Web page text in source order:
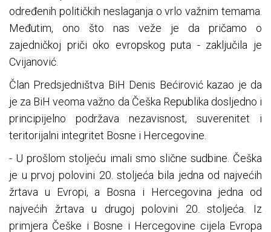
određenih političkih neslaganja o vrlo važnim temama.
Međutim, ono što nas veže je da pričamo o
zajedničkoj priči oko evropskog puta - zaključila je
Cvijanović.
Član Predsjedništva BiH Denis Bećirović kazao je da
je za BiH veoma važno da Češka Republika dosljedno i
principijelno podržava nezavisnost, suverenitet i
teritorijalni integritet Bosne i Hercegovine.
- U prošlom stoljeću imali smo slične sudbine. Češka
je u prvoj polovini 20. stoljeća bila jedna od najvećih
žrtava u Evropi, a Bosna i Hercegovina jedna od
najvećih žrtava u drugoj polovini 20. stoljeća. Iz
primjera Češke i Bosne i Hercegovine cijela Evropa